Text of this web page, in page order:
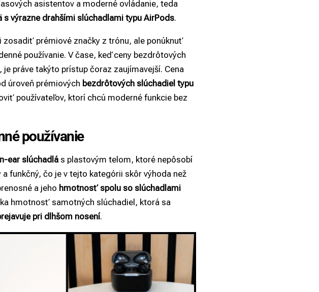
asistentov a moderné ovládanie, teda
s výrazne drahšími slúchadlami typu AirPods.
prémiové značky z trónu, ale ponúknuť
používanie. V čase, keď ceny bezdrôtových
práve takýto prístup čoraz zaujímavejší. Cena
úroveň prémiových bezdrôtových slúchadiel typu
používateľov, ktorí chcú moderné funkcie bez
používanie
ear slúchadlá s plastovým telom, ktoré nepôsobí
a funkčný, čo je v tejto kategórii skôr výhoda než
a jeho hmotnosť spolu so slúchadlami
hmotnosť samotných slúchadiel, ktorá sa
pri dlhšom nosení.